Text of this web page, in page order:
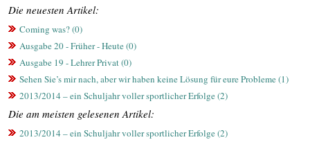
Die neuesten Artikel:
Coming was? (0)
Ausgabe 20 - Früher - Heute (0)
Ausgabe 19 - Lehrer Privat (0)
Sehen Sie’s mir nach, aber wir haben keine Lösung für eure Probleme (1)
2013/2014 – ein Schuljahr voller sportlicher Erfolge (2)
Die am meisten gelesenen Artikel:
2013/2014 – ein Schuljahr voller sportlicher Erfolge (2)